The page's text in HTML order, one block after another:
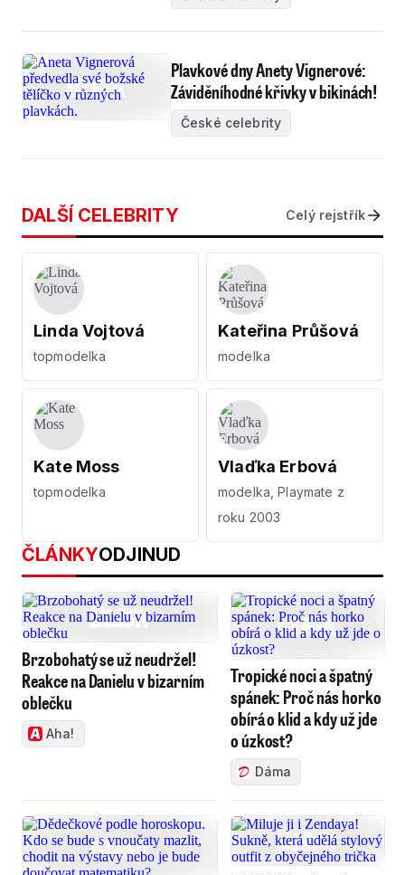
Plavkové dny Anety Vignerové:
Záviděníhodné křivky v bikinách!
České celebrity
DALŠÍ CELEBRITY Celý rejstřík
Linda Vojtová
topmodelka
Kateřina Průšová
modelka
Kate Moss
topmodelka
Vlaďka Erbová
modelka, Playmate z
roku 2003
ČLÁNKYODJINUD
Brzobohatý se už neudržel!
Reakce na Danielu v bizarním
oblečku
Aha!
Tropické noci a špatný
spánek: Proč nás horko
obírá o klid a kdy už jde
o úzkost?
Dáma